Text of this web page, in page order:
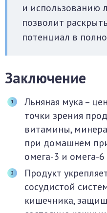
и использованию
позволит
потенциал в
Заключение
Льняная мука –
точки зрения
витамины,
при домашнем
омега-3 и омега-
Продукт
сосудистой
кишечника,